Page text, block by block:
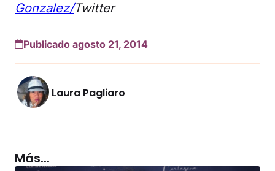
Gonzalez/Twitter
Publicado agosto 21, 2014
Laura Pagliaro
Más...